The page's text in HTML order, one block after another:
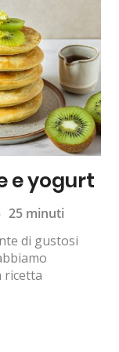
e yogurt
25 minuti
di gustosi
ricetta